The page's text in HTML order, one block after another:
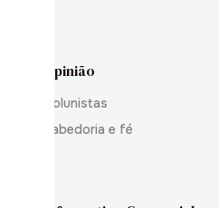
Opinião
Colunistas
Sabedoria e fé